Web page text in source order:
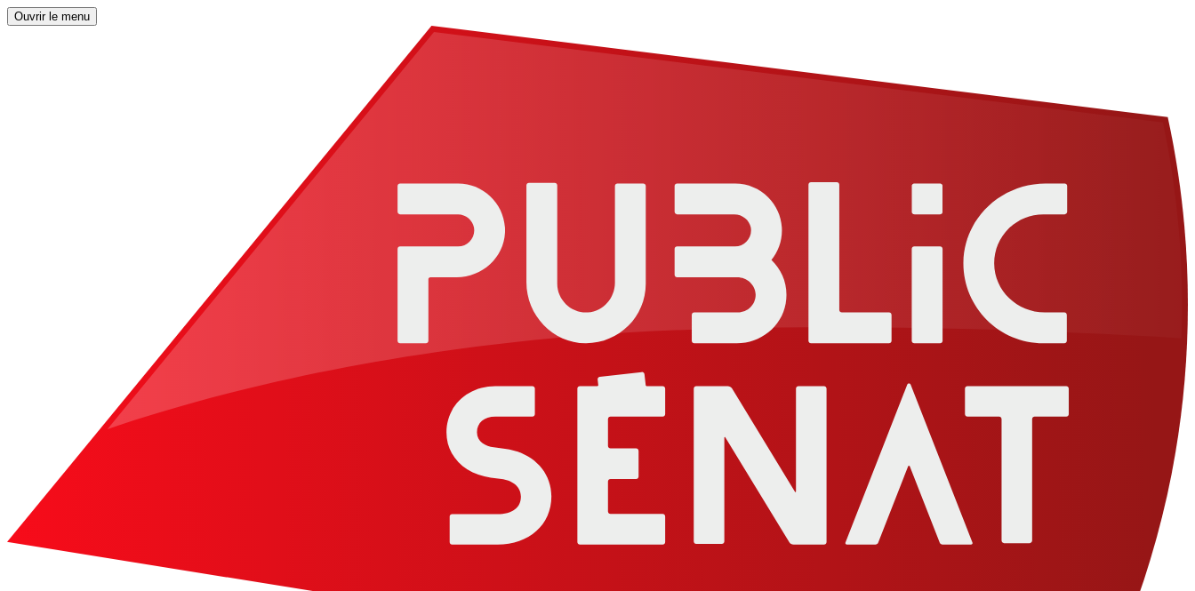
Ouvrir le menu